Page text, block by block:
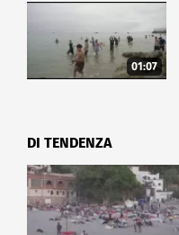
01:07
DI TENDENZA